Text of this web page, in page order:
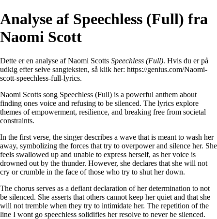
Analyse af Speechless (Full) fra
Naomi Scott
Dette er en analyse af Naomi Scotts Speechless (Full). Hvis du er på
udkig efter selve sangteksten, så klik her: https://genius.com/Naomi-
scott-speechless-full-lyrics.
Naomi Scotts song Speechless (Full) is a powerful anthem about
finding ones voice and refusing to be silenced. The lyrics explore
themes of empowerment, resilience, and breaking free from societal
constraints.
In the first verse, the singer describes a wave that is meant to wash her
away, symbolizing the forces that try to overpower and silence her. She
feels swallowed up and unable to express herself, as her voice is
drowned out by the thunder. However, she declares that she will not
cry or crumble in the face of those who try to shut her down.
The chorus serves as a defiant declaration of her determination to not
be silenced. She asserts that others cannot keep her quiet and that she
will not tremble when they try to intimidate her. The repetition of the
line I wont go speechless solidifies her resolve to never be silenced.